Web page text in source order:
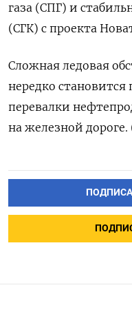
газа (СПГ) и
(СГК) с проекта
Сложная ледовая
нередко
перевалки
на железной